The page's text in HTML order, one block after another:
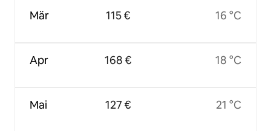
Mär
Apr
Mai
115 €
168 €
127 €
16 °C
18 °C
21 °C